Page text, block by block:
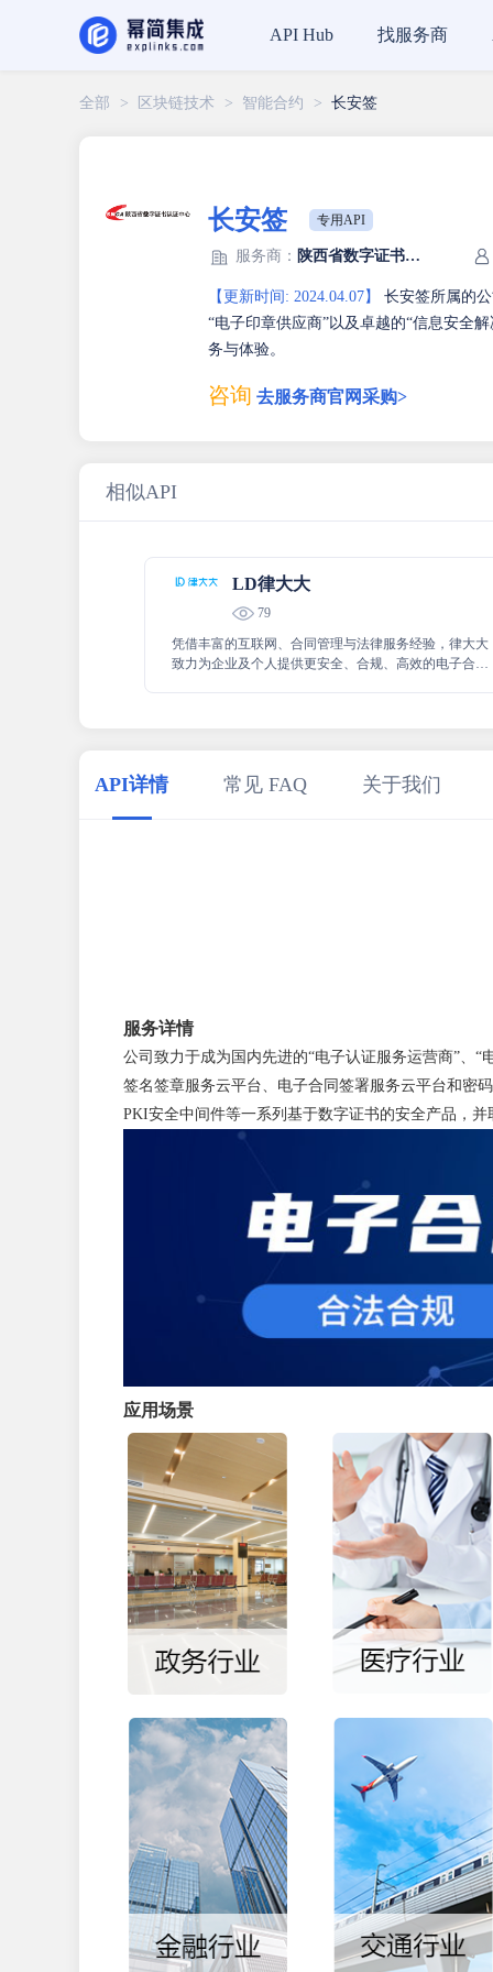
API Hub 找服务商
全部 > 区块链技术 > 智能合约 > 长安签
长安签 专用API
服务商： 陕西省数字证书认证中心股份有限公司
【更新时间: 2024.04.07】
长安签所属的
“电子印章供应商”以及卓越的“信息安全
务与体验。
咨询 去服务商官网采购>
相似API
LD律大大
79
凭借丰富的互联网、合同管理与法律服务经验，律大大
致力为企业及个人提供更安全、合规、高效的电子合同
API详情 常见 FAQ 关于我们
服务详情
公司致力于成为国内先进的“电子认证服务运营商”、
签名签章服务云平台、电子合同签署服务云平台和密
PKI安全中间件等一系列基于数字证书的安全产品，
应用场景